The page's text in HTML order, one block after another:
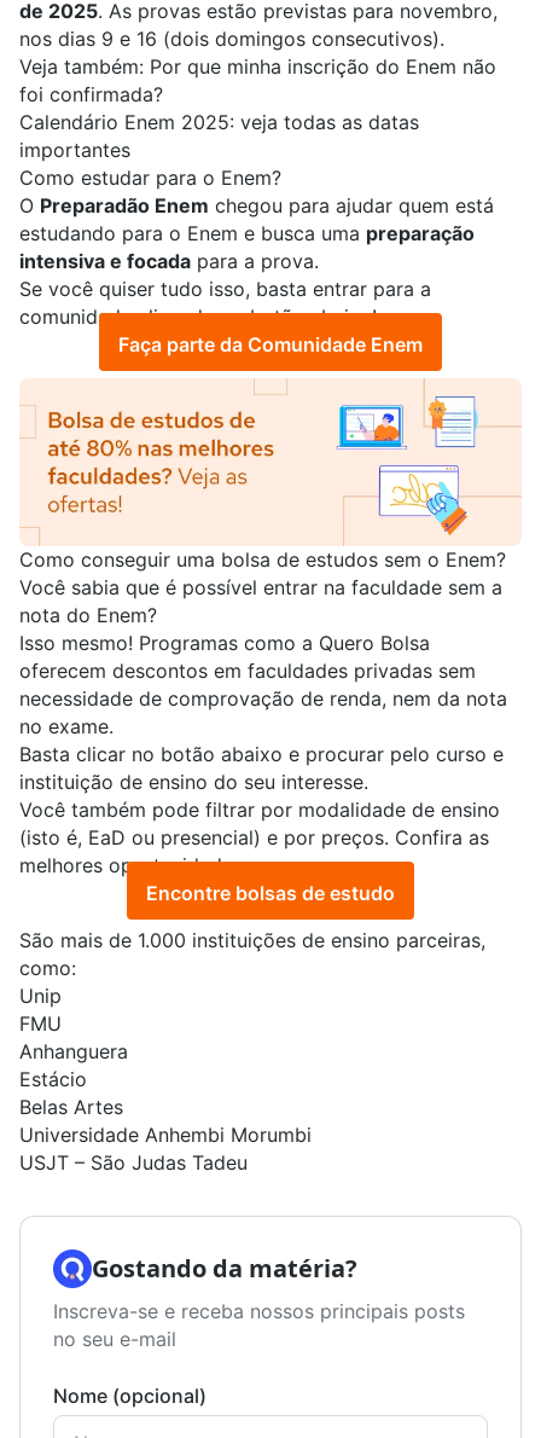
de 2025. As provas estão previstas para novembro,
nos dias 9 e 16 (dois domingos consecutivos).
Veja também: Por que minha inscrição do Enem não
foi confirmada?
Calendário Enem 2025: veja todas as datas
importantes
Como estudar para o Enem?
O Preparadão Enem chegou para ajudar quem está
estudando para o Enem e busca uma preparação
intensiva e focada para a prova.
Se você quiser tudo isso, basta entrar para a
comunidade clicando no botão abaixo!
Faça parte da Comunidade Enem
Como conseguir uma bolsa de estudos sem o Enem?
Você sabia que é possível entrar na faculdade sem a
nota do Enem?
Isso mesmo! Programas como a Quero Bolsa
oferecem descontos em faculdades privadas sem
necessidade de comprovação de renda, nem da nota
no exame.
Basta clicar no botão abaixo e procurar pelo curso e
instituição de ensino do seu interesse.
Você também pode filtrar por modalidade de ensino
(isto é, EaD ou presencial) e por preços. Confira as
melhores oportunidades:
Encontre bolsas de estudo
São mais de 1.000 instituições de ensino parceiras,
como:
Unip
FMU
Anhanguera
Estácio
Belas Artes
Universidade Anhembi Morumbi
USJT – São Judas Tadeu
Gostando da matéria?
Inscreva-se e receba nossos principais posts
no seu e-mail
Nome (opcional)